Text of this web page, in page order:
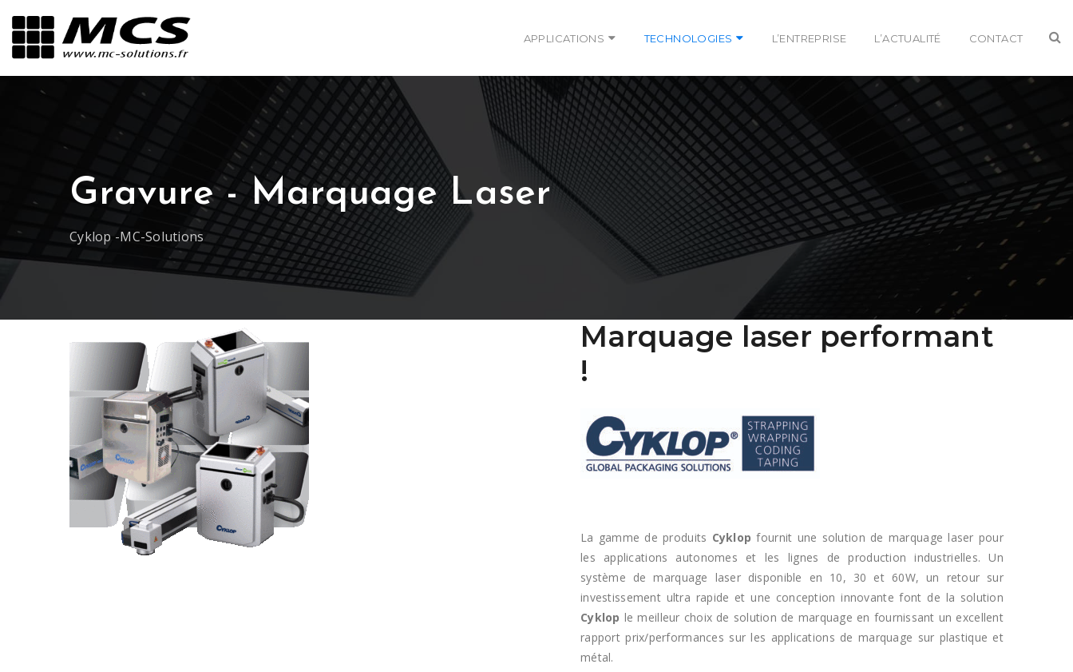
APPLICATIONS TECHNOLOGIES L’ENTREPRISE L’ACTUALITÉ CONTACT
Gravure - Marquage Laser
Cyklop -MC-Solutions
Marquage laser performant
!
La gamme de produits Cyklop fournit une solution de marquage laser pour
les applications autonomes et les lignes de production industrielles. Un
système de marquage laser disponible en 10, 30 et 60W, un retour sur
investissement ultra rapide et une conception innovante font de la solution
Cyklop le meilleur choix de solution de marquage en fournissant un excellent
rapport prix/performances sur les applications de marquage sur plastique et
métal.